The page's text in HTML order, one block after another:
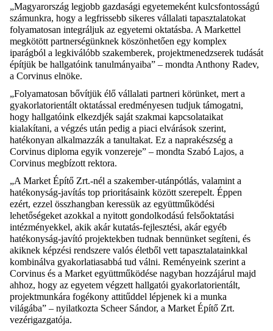
„Magyarország legjobb gazdasági egyetemeként kulcsfontosságú
számunkra, hogy a legfrissebb sikeres vállalati tapasztalatokat
folyamatosan integráljuk az egyetemi oktatásba. A Markettel
megkötött partnerségünknek köszönhetően egy komplex
iparágból a legkiválóbb szakemberek, projektmenedzserek tudását
építjük be hallgatóink tanulmányaiba” – mondta Anthony Radev,
a Corvinus elnöke.
„Folyamatosan bővítjük élő vállalati partneri körünket, mert a
gyakorlatorientált oktatással eredményesen tudjuk támogatni,
hogy hallgatóink elkezdjék saját szakmai kapcsolataikat
kialakítani, a végzés után pedig a piaci elvárások szerint,
hatékonyan alkalmazzák a tanultakat. Ez a naprakészség a
Corvinus diploma egyik vonzereje” – mondta Szabó Lajos, a
Corvinus megbízott rektora.
„A Market Építő Zrt.-nél a szakember-utánpótlás, valamint a
hatékonyság-javítás top prioritásaink között szerepelt. Éppen
ezért, ezzel összhangban keressük az együttműködési
lehetőségeket azokkal a nyitott gondolkodású felsőoktatási
intézményekkel, akik akár kutatás-fejlesztési, akár egyéb
hatékonyság-javító projektekben tudnak bennünket segíteni, és
akiknek képzési rendszere valós életből vett tapasztalatainkkal
kombinálva gyakorlatiasabbá tud válni. Reményeink szerint a
Corvinus és a Market együttműködése nagyban hozzájárul majd
ahhoz, hogy az egyetem végzett hallgatói gyakorlatorientált,
projektmunkára fogékony attitűddel lépjenek ki a munka
világába” – nyilatkozta Scheer Sándor, a Market Építő Zrt.
vezérigazgatója.